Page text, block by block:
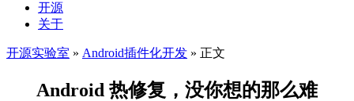
开源
关于
开源实验室 » Android插件化开发 » 正文
Android 热修复，没你想的那么难